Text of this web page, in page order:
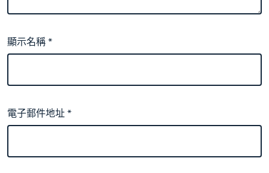
顯示名稱*
電子郵件地址*